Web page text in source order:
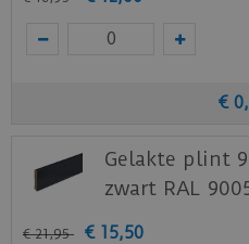
€ 0,
Gelakte plint
zwart RAL
€ 21,95 € 15,50